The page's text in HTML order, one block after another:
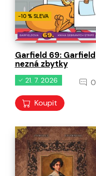
-10 % SLEVA
Garfield 69: Garfield
nezná zbytky
21. 7. 2026 0
Koupit